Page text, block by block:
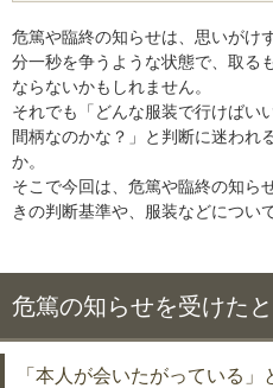
危篤や臨終の知らせは、思いがけ
分一秒を争うような状態で、取る
ならないかもしれません。
それでも「どんな服装で行けばい
間柄なのかな？」と判断に迷われ
か。
そこで今回は、危篤や臨終の知ら
きの判断基準や、服装などについ
危篤の知らせを受けた
「本人が会いたがっている